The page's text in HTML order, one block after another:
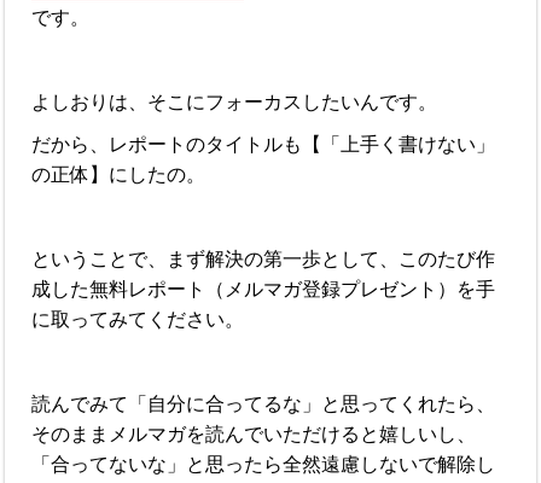
です。
よしおりは、そこにフォーカスしたいんです。
だから、レポートのタイトルも【「上手く書けない」
の正体】にしたの。
ということで、まず解決の第一歩として、このたび作
成した無料レポート（メルマガ登録プレゼント）を手
に取ってみてください。
読んでみて「自分に合ってるな」と思ってくれたら、
そのままメルマガを読んでいただけると嬉しいし、
「合ってないな」と思ったら全然遠慮しないで解除し